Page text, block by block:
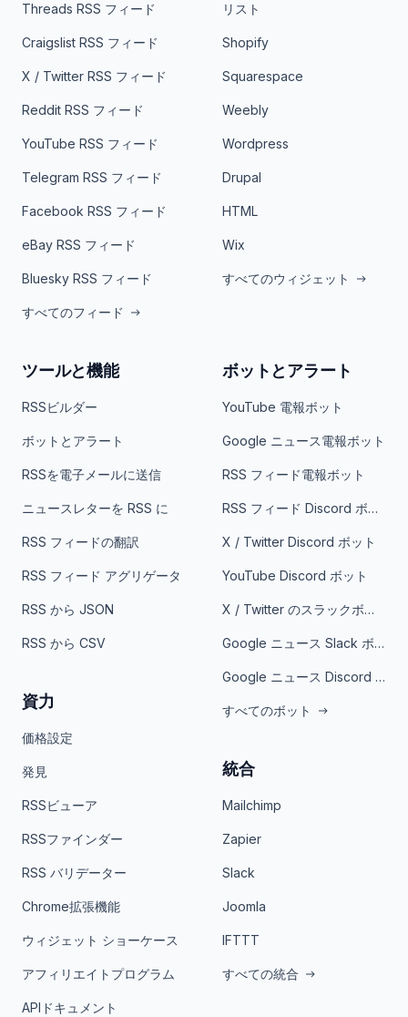
Threads RSS フィード
Craigslist RSS フィード
X / Twitter RSS フィード
Reddit RSS フィード
YouTube RSS フィード
Telegram RSS フィード
Facebook RSS フィード
eBay RSS フィード
Bluesky RSS フィード
すべてのフィード
リスト
Shopify
Squarespace
Weebly
Wordpress
Drupal
HTML
Wix
すべてのウィジェット
ツールと機能
RSSビルダー
ボットとアラート
RSSを電子メールに送信
ニュースレターを RSS に
RSS フィードの翻訳
RSS フィード アグリゲータ
RSS から JSON
RSS から CSV
資力
価格設定
発見
RSSビューア
RSSファインダー
RSS バリデーター
Chrome拡張機能
ウィジェット ショーケース
アフィリエイトプログラム
APIドキュメント
ボットとアラート
YouTube 電報ボット
Google ニュース電報ボット
RSS フィード電報ボット
RSS フィード Discord ボット
X / Twitter Discord ボット
YouTube Discord ボット
X / Twitter のスラックボット
Google ニュース Slack ボット
Google ニュース Discord ボット
すべてのボット
統合
Mailchimp
Zapier
Slack
Joomla
IFTTT
すべての統合